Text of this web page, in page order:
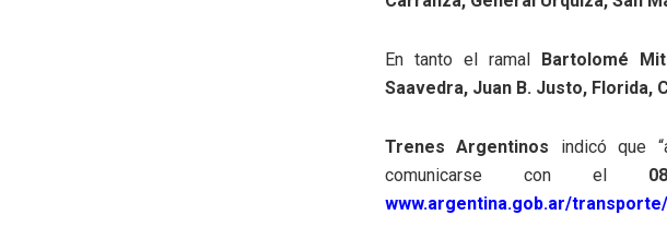
En tanto el ramal Bartolomé
Saavedra, Juan B. Justo, Florida,
Trenes Argentinos indicó que
comunicarse con el
www.argentina.gob.ar/